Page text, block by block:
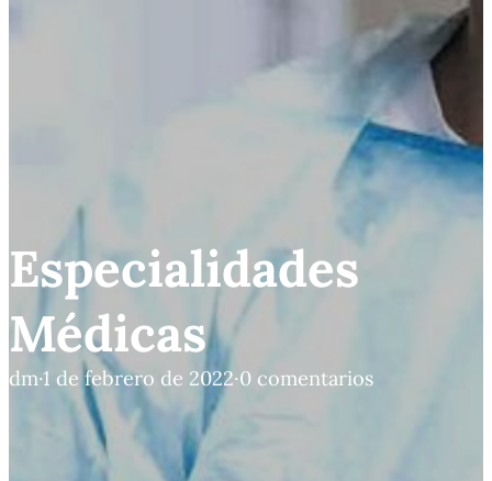
Especialidades
Médicas
dm·1 de febrero de 2022·0 comentarios